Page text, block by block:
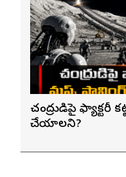
చంద్రుడిపై ఫ్యాక్టరీ
చేయాలని?